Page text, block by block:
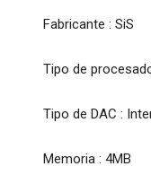
Fabricante : SiS
Tipo de
Tipo de DAC :
Memoria : 4MB